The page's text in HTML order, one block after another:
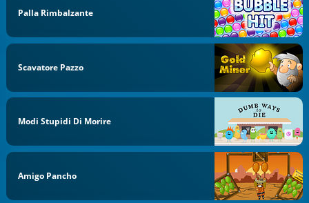
Palla Rimbalzante
Scavatore Pazzo
Modi Stupidi Di Morire
Amigo Pancho